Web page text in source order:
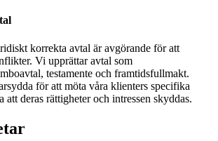
korrekta avtal är avgörande för att
Vi upprättar avtal som
testamente och framtidsfullmakt.
för att möta våra klienters specifika
att deras rättigheter och intressen skyddas.